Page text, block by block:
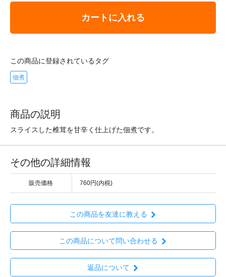
カートに入れる
この商品に登録されているタグ
佃煮
商品の説明
スライスした椎茸を甘辛く仕上げた佃煮です。
その他の詳細情報
販売価格 760円(内税)
この商品を友達に教える
この商品について問い合わせる
返品について